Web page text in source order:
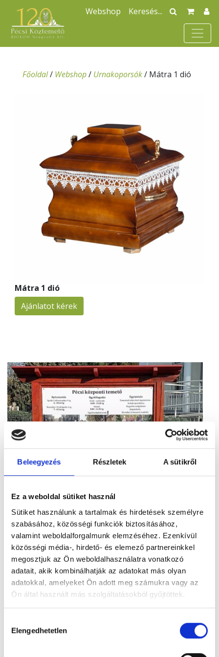
Beleegyezés Részletek A sütikről
Ez a weboldal sütiket használ
Sütiket használunk a tartalmak és hirdetések személyre
szabásához, közösségi funkciók biztosításához,
valamint weboldalforgalmunk elemzéséhez. Ezenkívül
közösségi média-, hirdető- és elemező partnereinkkel
megosztjuk az Ön weboldalhasználatra vonatkozó
adatait, akik kombinálhatják az adatokat más olyan
adatokkal, amelyeket Ön adott meg számukra vagy az
Ön által használt más szolgáltatásokból gyűjtöttek.
kiválasztása
Elengedhetetlen
Webshop
Főoldal/ Webshop/ Urnakoporsók/ Mátra 1 dió
Mátra 1 dió
Ajánlatot kérek
Figyelem! Módosul a Pécsi Köztemető
A tartós hőhullám miatt bevezetett
takarékossági intézkedések részeként módosul
a Pécsi Köztemető ügyfélszolgálatának
nyitvatartása: 2026. augusztus 3–8. között,
hétfőtől szombatig 12 óráig várják az ügyfeleket.
Tovább